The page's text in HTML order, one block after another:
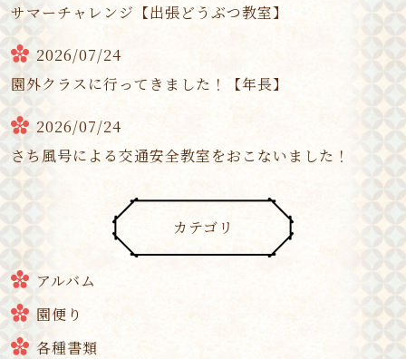
サマーチャレンジ【出張どうぶつ教室】
2026/07/24
園外クラスに行ってきました！【年長】
2026/07/24
さち風号による交通安全教室をおこないました！
カテゴリ
アルバム
園便り
各種書類